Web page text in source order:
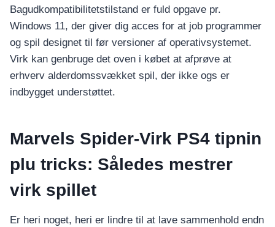
Bagudkompatibilitetstilstand er fuld opgave pr.
Windows 11, der giver dig acces for at job programmer
og spil designet til før versioner af operativsystemet.
Virk kan genbruge det oven i købet at afprøve at
erhverv alderdomssvækket spil, der ikke ogs er
indbygget understøttet.
Marvels Spider-Virk PS4 tipnin
plu tricks: Således mestrer
virk spillet
Er heri noget, heri er lindre til at lave sammenhold endn